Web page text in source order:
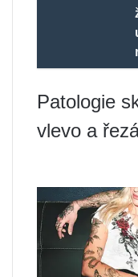
Patologie
vlevo a